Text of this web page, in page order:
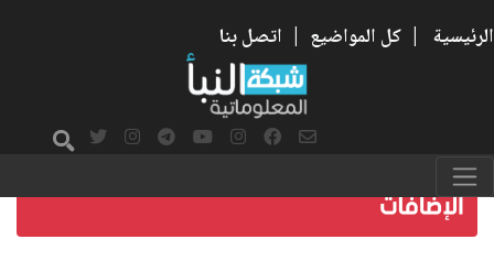
الرئيسية | كل المواضيع | اتصل بنا